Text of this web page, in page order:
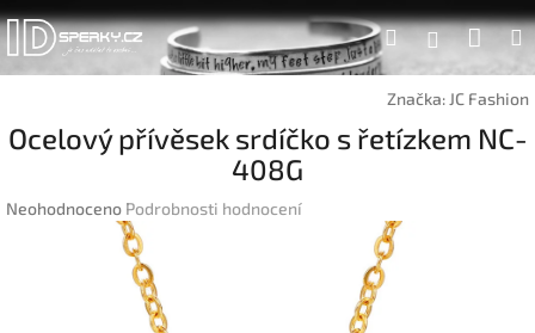
Přejít
na
obsah
Hledat
Značka: JC Fashion
Ocelový přívěsek srdíčko s řetízkem NC-
408G
Průměrné
Neohodnoceno Podrobnosti hodnocení